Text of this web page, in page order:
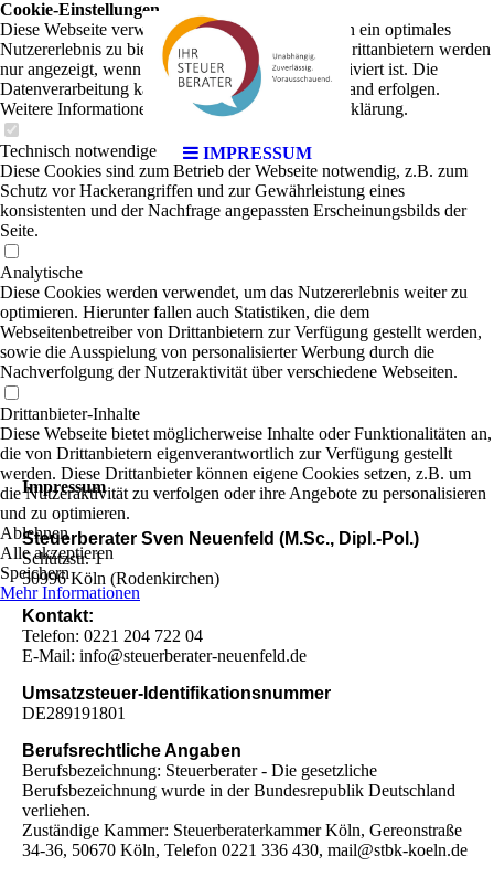
IMPRESSUM
Impressum
Steuerberater Sven Neuenfeld (M.Sc., Dipl.-Pol.)
Schützstr. 1
50996 Köln (Rodenkirchen)
Kontakt:
Telefon: 0221 204 722 04
E-Mail: info@steuerberater-neuenfeld.de
Umsatzsteuer-Identifikationsnummer
DE289191801
Berufsrechtliche Angaben
Berufsbezeichnung: Steuerberater - Die gesetzliche
Berufsbezeichnung wurde in der Bundesrepublik Deutschland
verliehen.
Zuständige Kammer: Steuerberaterkammer Köln, Gereonstraße
34-36, 50670 Köln, Telefon 0221 336 430, mail@stbk-koeln.de
Cookie-Einstellungen
Diese Webseite verwendet Cookies, um Besuchern ein optimales
Nutzererlebnis zu bieten. Bestimmte Inhalte von Drittanbietern werden
nur angezeigt, wenn die entsprechende Option aktiviert ist. Die
Datenverarbeitung kann dann auch in einem Drittland erfolgen.
Weitere Informationen hierzu in der Datenschutzerklärung.
Technisch notwendige
Diese Cookies sind zum Betrieb der Webseite notwendig, z.B. zum
Schutz vor Hackerangriffen und zur Gewährleistung eines
konsistenten und der Nachfrage angepassten Erscheinungsbilds der
Seite.
Analytische
Diese Cookies werden verwendet, um das Nutzererlebnis weiter zu
optimieren. Hierunter fallen auch Statistiken, die dem
Webseitenbetreiber von Drittanbietern zur Verfügung gestellt werden,
sowie die Ausspielung von personalisierter Werbung durch die
Nachverfolgung der Nutzeraktivität über verschiedene Webseiten.
Drittanbieter-Inhalte
Diese Webseite bietet möglicherweise Inhalte oder Funktionalitäten an,
die von Drittanbietern eigenverantwortlich zur Verfügung gestellt
werden. Diese Drittanbieter können eigene Cookies setzen, z.B. um
die Nutzeraktivität zu verfolgen oder ihre Angebote zu personalisieren
und zu optimieren.
Ablehnen
Alle akzeptieren
Speichern
Mehr Informationen